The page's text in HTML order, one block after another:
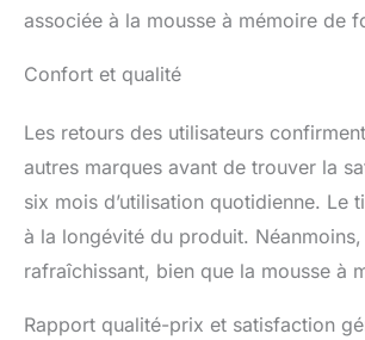
associée à la mousse à mémoire de
Confort et qualité
Les retours des utilisateurs
autres marques avant de trouver la
six mois d’utilisation quotidienne.
à la longévité du produit.
rafraîchissant, bien que la mousse à
Rapport qualité-prix et satisfaction